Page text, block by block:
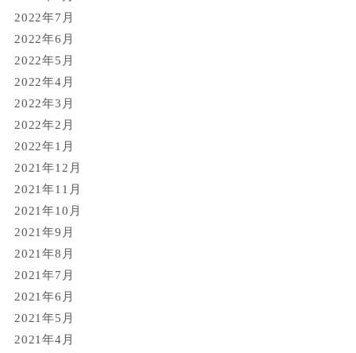
2022年7月
2022年6月
2022年5月
2022年4月
2022年3月
2022年2月
2022年1月
2021年12月
2021年11月
2021年10月
2021年9月
2021年8月
2021年7月
2021年6月
2021年5月
2021年4月